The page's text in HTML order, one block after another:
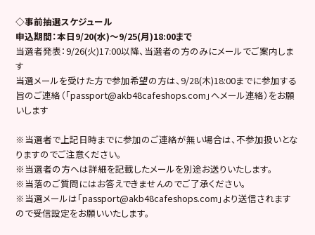
◇事前抽選スケジュール
申込期間：本日9/20(水)～9/25(月)18:00まで
当選者発表：9/26(火)17:00以降、当選者の方のみにメールでご案内しま
す
当選メールを受けた方で参加希望の方は、9/28(木)18:00までに参加する
旨のご連絡（「passport@akb48cafeshops.com」へメール連絡）をお願
いします
※当選者で上記日時までに参加のご連絡が無い場合は、不参加扱いとな
りますのでご注意ください。
※当選者の方へは詳細を記載したメールを別途お送りいたします。
※当落のご質問にはお答えできませんのでご了承ください。
※当選メールは「passport@akb48cafeshops.com」より送信されます
ので受信設定をお願いいたします。